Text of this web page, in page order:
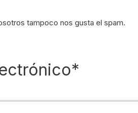
tampoco nos gusta el spam.